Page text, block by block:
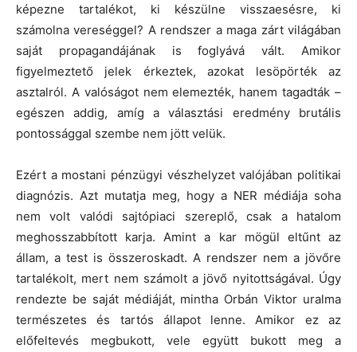
képezne tartalékot, ki készülne visszaesésre, ki
számolna vereséggel? A rendszer a maga zárt világában
saját propagandájának is foglyává vált. Amikor
figyelmeztető jelek érkeztek, azokat lesöpörték az
asztalról. A valóságot nem elemezték, hanem tagadták –
egészen addig, amíg a választási eredmény brutális
pontossággal szembe nem jött velük.
Ezért a mostani pénzügyi vészhelyzet valójában politikai
diagnózis. Azt mutatja meg, hogy a NER médiája soha
nem volt valódi sajtópiaci szereplő, csak a hatalom
meghosszabbított karja. Amint a kar mögül eltűnt az
állam, a test is összeroskadt. A rendszer nem a jövőre
tartalékolt, mert nem számolt a jövő nyitottságával. Úgy
rendezte be saját médiáját, mintha Orbán Viktor uralma
természetes és tartós állapot lenne. Amikor ez az
előfeltevés megbukott, vele együtt bukott meg a